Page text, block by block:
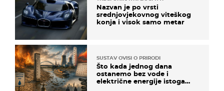
Nazvan je po vrsti
srednjovjekovnog viteškog
konja i visok samo metar
SUSTAV OVISI O PRIRODI
Što kada jednog dana
ostanemo bez vode i
električne energije istoga